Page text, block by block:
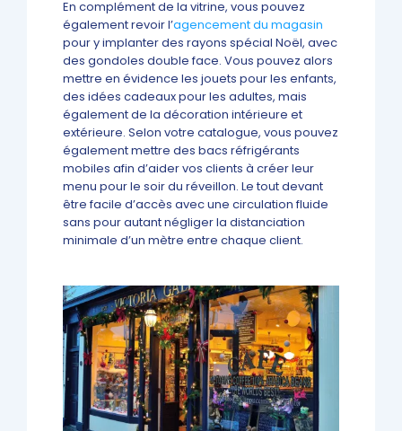
En complément de la vitrine, vous pouvez
également revoir l’agencement du magasin
pour y implanter des rayons spécial Noël, avec
des gondoles double face. Vous pouvez alors
mettre en évidence les jouets pour les enfants,
des idées cadeaux pour les adultes, mais
également de la décoration intérieure et
extérieure. Selon votre catalogue, vous pouvez
également mettre des bacs réfrigérants
mobiles afin d’aider vos clients à créer leur
menu pour le soir du réveillon. Le tout devant
être facile d’accès avec une circulation fluide
sans pour autant négliger la distanciation
minimale d’un mètre entre chaque client.